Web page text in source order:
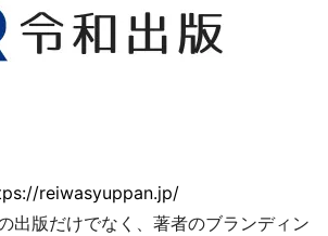
reiwasyuppan.jp/
出版だけでなく、著者のブランディン